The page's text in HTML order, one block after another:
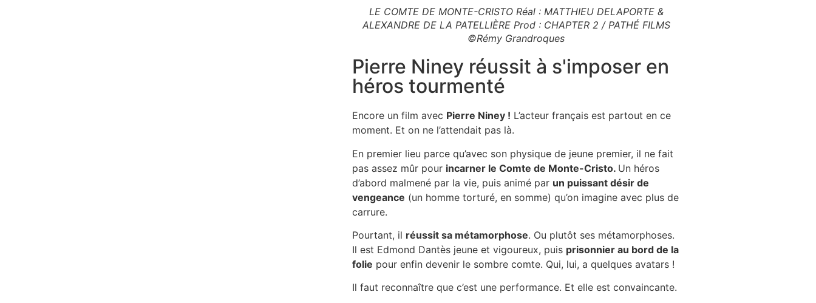
LE COMTE DE MONTE-CRISTO Réal : MATTHIEU DELAPORTE &
ALEXANDRE DE LA PATELLIÈRE Prod : CHAPTER 2 / PATHÉ FILMS
©Rémy Grandroques
Pierre Niney réussit à s'imposer en
héros tourmenté
Encore un film avec Pierre Niney ! L’acteur français est partout en ce
moment. Et on ne l’attendait pas là.
En premier lieu parce qu’avec son physique de jeune premier, il ne fait
pas assez mûr pour incarner le Comte de Monte-Cristo. Un héros
d’abord malmené par la vie, puis animé par un puissant désir de
vengeance (un homme torturé, en somme) qu’on imagine avec plus de
carrure.
Pourtant, il réussit sa métamorphose. Ou plutôt ses métamorphoses.
Il est Edmond Dantès jeune et vigoureux, puis prisonnier au bord de la
folie pour enfin devenir le sombre comte. Qui, lui, a quelques avatars !
Il faut reconnaître que c’est une performance. Et elle est convaincante.